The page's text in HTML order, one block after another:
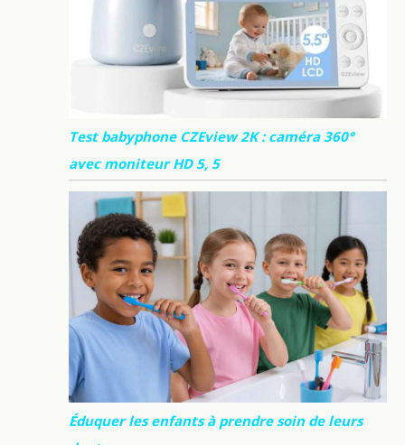
Test babyphone CZEview 2K : caméra 360°
avec moniteur HD 5, 5
Éduquer les enfants à prendre soin de leurs